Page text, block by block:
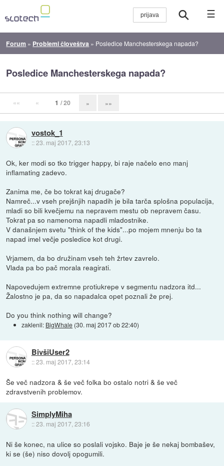
☰
Forum » Problemi človeštva » Posledice Manchesterskega napada?
Posledice Manchesterskega napada?
«« « 1 / 20 » »»
vostok_1
::23. maj 2017, 23:13
Ok, ker modi so tko trigger happy, bi raje načelo eno manj
inflamating zadevo.
Zanima me, če bo tokrat kaj drugače?
Namreč...v vseh prejšnjih napadih je bila tarča splošna populacija,
mladi so bili kvečjemu na nepravem mestu ob nepravem času.
Tokrat pa so namenoma napadli mladostnike.
V današnjem svetu "think of the kids"...po mojem mnenju bo ta
napad imel večje posledice kot drugi.
Vrjamem, da bo družinam vseh teh žrtev zavrelo.
Vlada pa bo pač morala reagirati.
Napovedujem extremne protiukrepe v segmentu nadzora itd...
Žalostno je pa, da so napadalca opet poznali že prej.
Do you think nothing will change?
zaklenil: BigWhale (30. maj 2017 ob 22:40)
BivšiUser2
::23. maj 2017, 23:14
Še več nadzora & še več folka bo ostalo notri & še več
zdravstvenih problemov.
SimplyMiha
::23. maj 2017, 23:16
Ni še konec, na ulice so poslali vojsko. Baje je še nekaj bombašev,
ki se (še) niso dovolj opogumili.